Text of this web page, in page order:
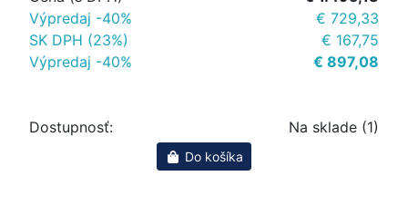
Výpredaj -40%
€ 729,33
SK DPH (23%)
€ 167,75
Výpredaj -40%
€ 897,08
Dostupnosť: Na sklade (1)
Do košíka